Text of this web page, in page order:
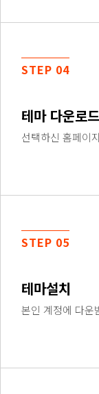
STEP 04
테마 다운로드
선택하신 홈페이
STEP 05
테마설치
본인 계정에 다운